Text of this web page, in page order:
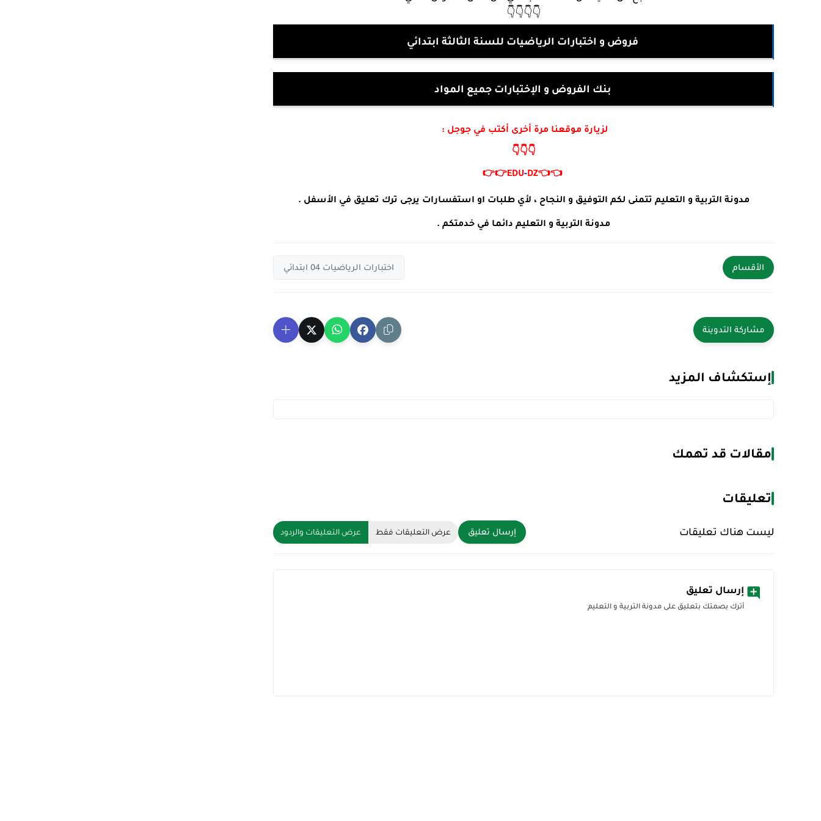
👇👇👇👇
فروض و اختبارات الرياضيات للسنة الثالثة ابتدائي
بنك الفروض و الإختبارات جميع المواد
لزيارة موقعنا مرة أخرى أكتب في جوجل :
👇👇👇
👈👈
EDU-DZ
👉👉
مدونة التربية و التعليم تتمنى لكم التوفيق و النجاح ، لأي طلبات او استفسارات يرجى ترك تعليق في الأسفل .
مدونة التربية و التعليم دائما في خدمتكم .
الأقسام اختبارات الرياضيات 04 ابتدائي
إستكشاف المزيد
مقالات قد تهمك
تعليقات
ليست هناك تعليقات إرسال تعليق عرض التعليقات فقط عرض التعليقات والردود
إرسال تعليق
أترك بصمتك بتعليق على مدونة التربية و التعليم